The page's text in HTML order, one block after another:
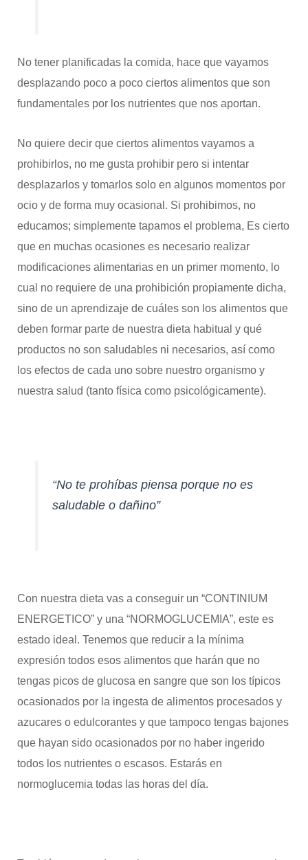
No tener planificadas la comida, hace que vayamos
desplazando poco a poco ciertos alimentos que son
fundamentales por los nutrientes que nos aportan.
No quiere decir que ciertos alimentos vayamos a
prohibirlos, no me gusta prohibir pero si intentar
desplazarlos y tomarlos solo en algunos momentos por
ocio y de forma muy ocasional. Si prohibimos, no
educamos; simplemente tapamos el problema, Es cierto
que en muchas ocasiones es necesario realizar
modificaciones alimentarias en un primer momento, lo
cual no requiere de una prohibición propiamente dicha,
sino de un aprendizaje de cuáles son los alimentos que
deben formar parte de nuestra dieta habitual y qué
productos no son saludables ni necesarios, así como
los efectos de cada uno sobre nuestro organismo y
nuestra salud (tanto física como psicológicamente).
“No te prohíbas piensa porque no es
saludable o dañino”
Con nuestra dieta vas a conseguir un “CONTINIUM
ENERGETICO” y una “NORMOGLUCEMIA”, este es
estado ideal. Tenemos que reducir a la mínima
expresión todos esos alimentos que harán que no
tengas picos de glucosa en sangre que son los típicos
ocasionados por la ingesta de alimentos procesados y
azucares o edulcorantes y que tampoco tengas bajones
que hayan sido ocasionados por no haber ingerido
todos los nutrientes o escasos. Estarás en
normoglucemia todas las horas del día.